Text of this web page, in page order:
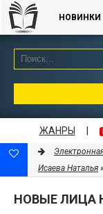
НОВИНКИ
ЖАНРЫ
Исаева Наталья
НОВЫЕ ЛИЦА